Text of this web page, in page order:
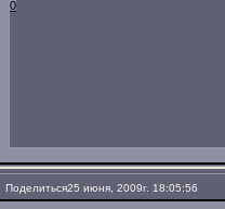
0
Поделиться25 июня, 2009г. 18:05:56